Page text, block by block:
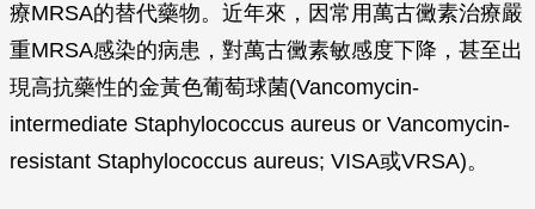
療MRSA的替代藥物。近年來，因常用萬古黴素治療嚴
重MRSA感染的病患，對萬古黴素敏感度下降，甚至出
現高抗藥性的金黃色葡萄球菌(Vancomycin-
intermediate Staphylococcus aureus or Vancomycin-
resistant Staphylococcus aureus; VISA或VRSA)。